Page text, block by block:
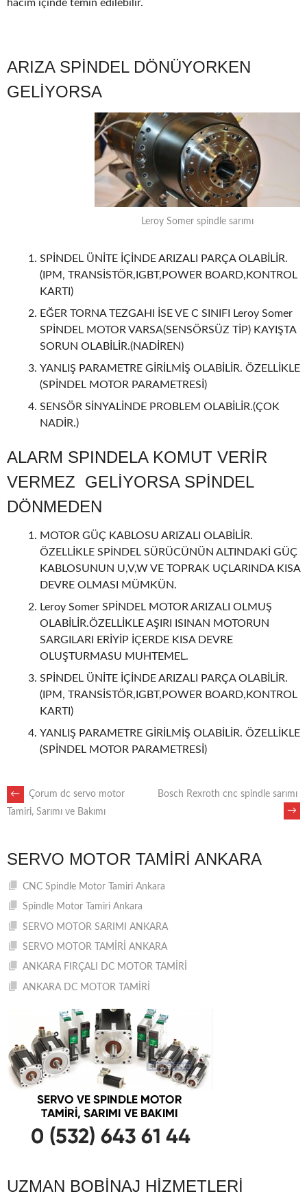
hacim içinde temin edilebilir.
ARIZA SPİNDEL DÖNÜYORKEN
GELİYORSA
Leroy Somer spindle sarımı
SPİNDEL ÜNİTE İÇİNDE ARIZALI PARÇA OLABİLİR.
(IPM, TRANSİSTÖR,IGBT,POWER BOARD,KONTROL
KARTI)
EĞER TORNA TEZGAHI İSE VE C SINIFI Leroy Somer
SPİNDEL MOTOR VARSA(SENSÖRSÜZ TİP) KAYIŞTA
SORUN OLABİLİR.(NADİREN)
YANLIŞ PARAMETRE GİRİLMİŞ OLABİLİR. ÖZELLİKLE
(SPİNDEL MOTOR PARAMETRESİ)
SENSÖR SİNYALİNDE PROBLEM OLABİLİR.(ÇOK
NADİR.)
ALARM SPINDELA KOMUT VERİR
VERMEZ GELİYORSA SPİNDEL
DÖNMEDEN
MOTOR GÜÇ KABLOSU ARIZALI OLABİLİR.
ÖZELLİKLE SPİNDEL SÜRÜCÜNÜN ALTINDAKİ GÜÇ
KABLOSUNUN U,V,W VE TOPRAK UÇLARINDA KISA
DEVRE OLMASI MÜMKÜN.
Leroy Somer SPİNDEL MOTOR ARIZALI OLMUŞ
OLABİLİR.ÖZELLİKLE AŞIRI ISINAN MOTORUN
SARGILARI ERİYİP İÇERDE KISA DEVRE
OLUŞTURMASU MUHTEMEL.
SPİNDEL ÜNİTE İÇİNDE ARIZALI PARÇA OLABİLİR.
(IPM, TRANSİSTÖR,IGBT,POWER BOARD,KONTROL
KARTI)
YANLIŞ PARAMETRE GİRİLMİŞ OLABİLİR. ÖZELLİKLE
(SPİNDEL MOTOR PARAMETRESİ)
POST
←
Çorum dc servo motor
Tamiri, Sarımı ve Bakımı
Bosch Rexroth cnc spindle sarımı
→
SERVO MOTOR TAMIRI ANKARA
CNC Spindle Motor Tamiri Ankara
Spindle Motor Tamiri Ankara
SERVO MOTOR SARIMI ANKARA
SERVO MOTOR TAMİRİ ANKARA
ANKARA FIRÇALI DC MOTOR TAMİRİ
ANKARA DC MOTOR TAMİRİ
UZMAN BOBINAJ HIZMETLERI